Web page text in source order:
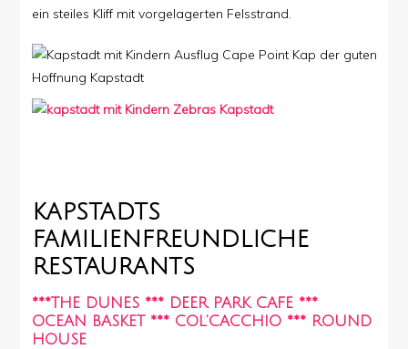
ein steiles Kliff mit vorgelagerten Felsstrand.
KAPSTADTS
FAMILIENFREUNDLICHE
RESTAURANTS
***THE DUNES *** DEER PARK CAFE ***
OCEAN BASKET *** COL’CACCHIO *** ROUND
HOUSE